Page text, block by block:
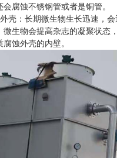
腐蚀不锈钢管或者是铜管。
：长期微生物生长迅速，会
生物会提高杂志的凝聚状态
蚀外壳的内壁。